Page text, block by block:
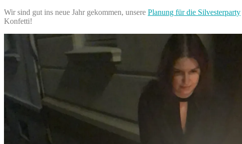
Wir sind gut ins neue Jahr gekommen, unsere Planung für die Silvesterparty
Konfetti!